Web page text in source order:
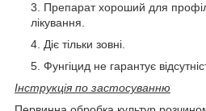
Препарат хороший для
лікування.
Діє тільки зовні.
Фунгіцид не гарантує
Інструкція по застосуванню